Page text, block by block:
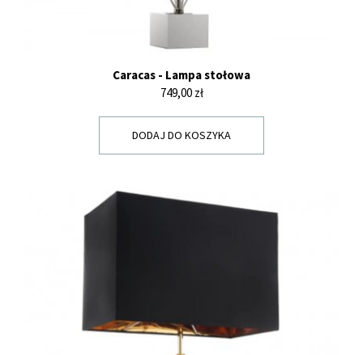
Caracas - Lampa stołowa
Cena
749,00 zł
DODAJ DO KOSZYKA